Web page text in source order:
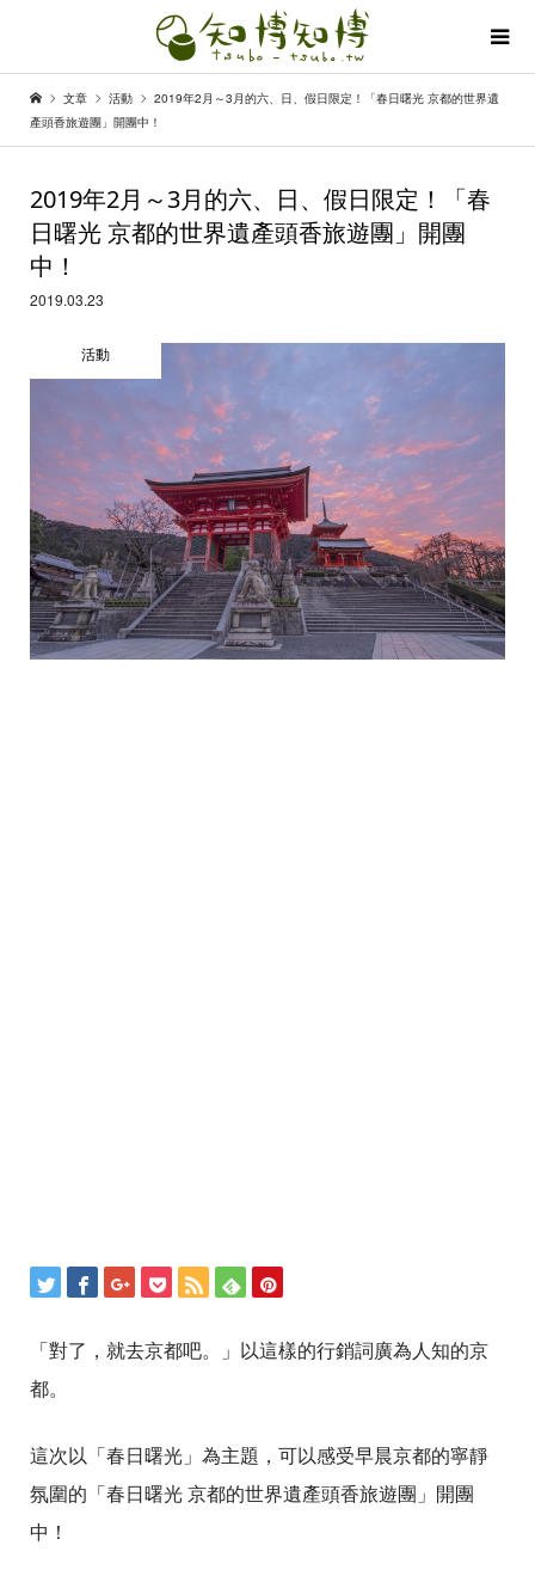
文章 活動
2019年2月～3月的六、日、假日限定！「春日曙光 京都的世界遺
產頭香旅遊團」開團中！
2019年2月～3月的六、日、假日限定！「春
日曙光 京都的世界遺產頭香旅遊團」開團
中！
2019.03.23
活動
「對了，就去京都吧。」以這樣的行銷詞廣為人知的京
都。
這次以「春日曙光」為主題，可以感受早晨京都的寧靜
氛圍的「春日曙光 京都的世界遺產頭香旅遊團」開團
中！